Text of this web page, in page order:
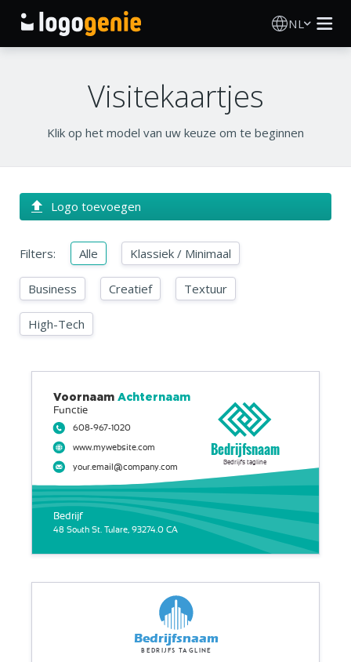
NL
AI logogenerator
Gedrukte producten
Blog
Visitekaartjes
Klik op het model van uw keuze om te beginnen
Logo toevoegen
Filters: Alle Klassiek / Minimaal
Business Creatief Textuur
High-Tech
48 South St. Tulare, 93274.0 CA
Bedrijf
608-967-1020
www.mywebsite.com
your.email@company.com
Functie
Voornaam Achternaam
Bedrijfsnaam
Bedrijfs tagline
Bedrijfsnaam
Bedrijfs tagline